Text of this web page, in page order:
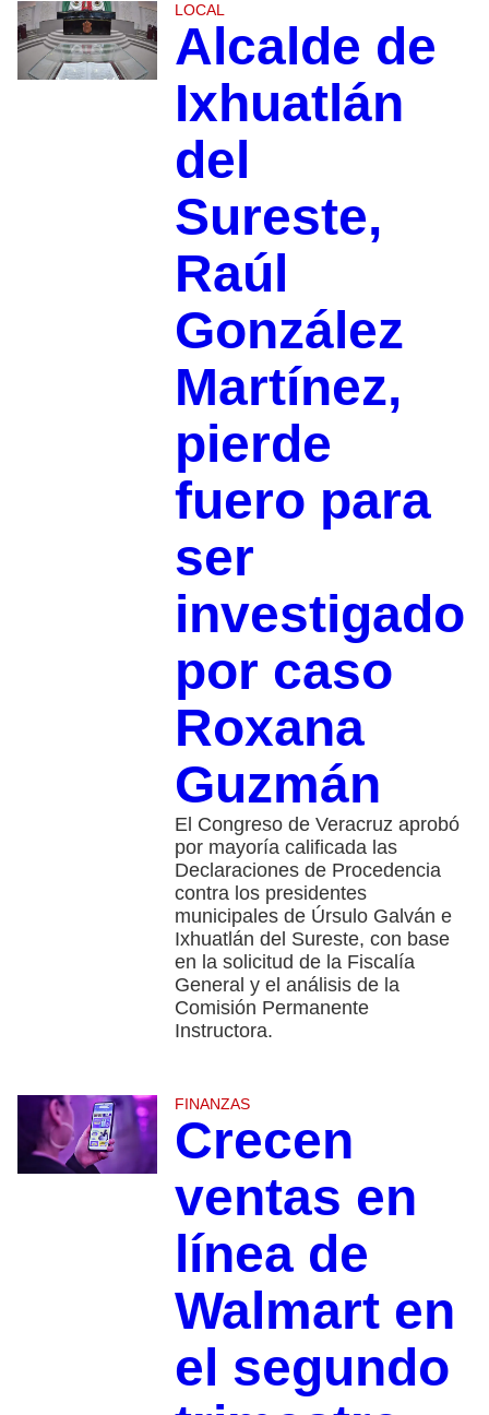
LOCAL
Alcalde de
Ixhuatlán
del
Sureste,
Raúl
González
Martínez,
pierde
fuero para
ser
investigado
por caso
Roxana
Guzmán
El Congreso de Veracruz aprobó
por mayoría calificada las
Declaraciones de Procedencia
contra los presidentes
municipales de Úrsulo Galván e
Ixhuatlán del Sureste, con base
en la solicitud de la Fiscalía
General y el análisis de la
Comisión Permanente
Instructora.
FINANZAS
Crecen
ventas en
línea de
Walmart en
el segundo